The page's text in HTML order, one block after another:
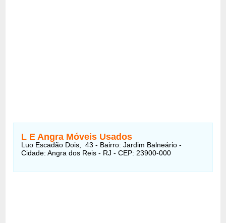
L E Angra Móveis Usados
Luo Escadão Dois, 43 - Bairro: Jardim Balneário -
Cidade: Angra dos Reis - RJ - CEP: 23900-000